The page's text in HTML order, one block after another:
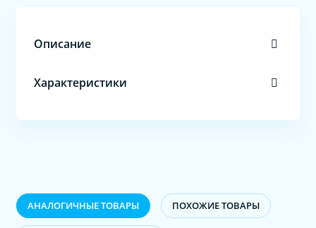
Описание
Характеристики
АНАЛОГИЧНЫЕ ТОВАРЫ ПОХОЖИЕ ТОВАРЫ